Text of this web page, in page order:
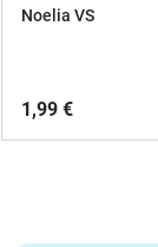
Noelia VS
1,99 €